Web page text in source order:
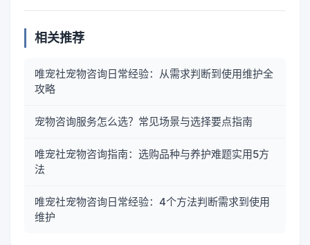
相关推荐
唯宠社宠物咨询日常经验：从需求判断到使用维护全
攻略
宠物咨询服务怎么选？常见场景与选择要点指南
唯宠社宠物咨询指南：选购品种与养护难题实用5方
法
唯宠社宠物咨询日常经验：4个方法判断需求到使用
维护